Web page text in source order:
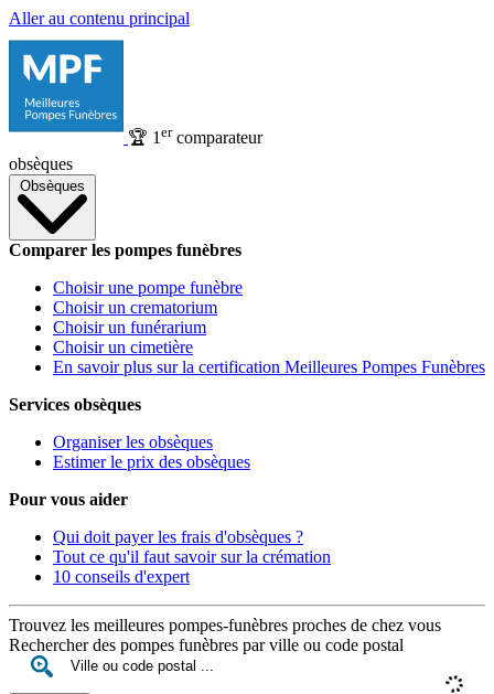
Aller au contenu principal
🏆 1 ercomparateur
obsèques
Obsèques
Comparer les pompes funèbres
Choisir une pompe funèbre
Choisir un crematorium
Choisir un funérarium
Choisir un cimetière
En savoir plus sur la certification Meilleures Pompes Funèbres
Services obsèques
Organiser les obsèques
Estimer le prix des obsèques
Pour vous aider
Qui doit payer les frais d'obsèques ?
Tout ce qu'il faut savoir sur la crémation
10 conseils d'expert
Trouvez les meilleures pompes-funèbres proches de chez vous
Rechercher des pompes funèbres par ville ou code postal